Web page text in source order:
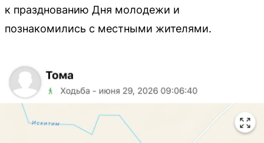
к празднованию Дня молодежи и
познакомились с местными жителями.